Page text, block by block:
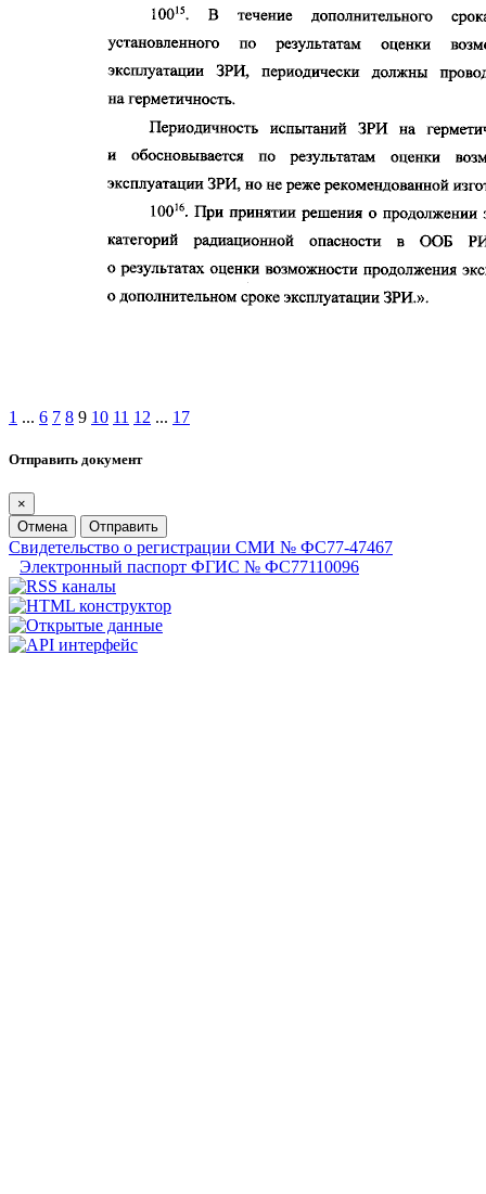
1 ... 6 7 8 9 10 11 12 ... 17
Отправить документ
×
Отмена
Отправить
Свидетельство о регистрации СМИ № ФС77-47467
Электронный паспорт ФГИС № ФС77110096